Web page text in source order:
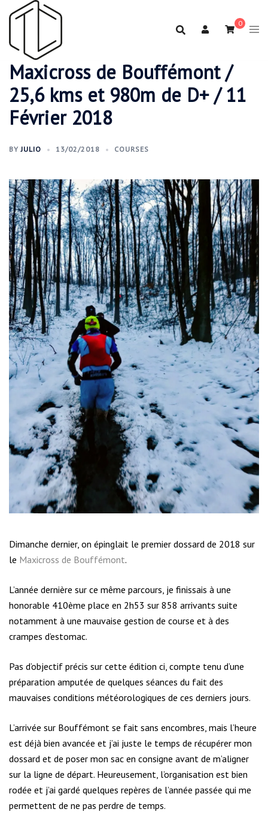
Aller
0
Maxicross de Bouffémont /
25,6 kms et 980m de D+ / 11
Février 2018
BYJULIO 13/02/2018 COURSES
Dimanche dernier, on épinglait le premier dossard de 2018 sur
le Maxicross de Bouffémont.
L’année dernière sur ce même parcours, je finissais à une
honorable 410ème place en 2h53 sur 858 arrivants suite
notamment à une mauvaise gestion de course et à des
crampes d’estomac.
Pas d’objectif précis sur cette édition ci, compte tenu d’une
préparation amputée de quelques séances du fait des
mauvaises conditions météorologiques de ces derniers jours.
L’arrivée sur Bouffémont se fait sans encombres, mais l’heure
est déjà bien avancée et j’ai juste le temps de récupérer mon
dossard et de poser mon sac en consigne avant de m’aligner
sur la ligne de départ. Heureusement, l’organisation est bien
rodée et j’ai gardé quelques repères de l’année passée qui me
permettent de ne pas perdre de temps.